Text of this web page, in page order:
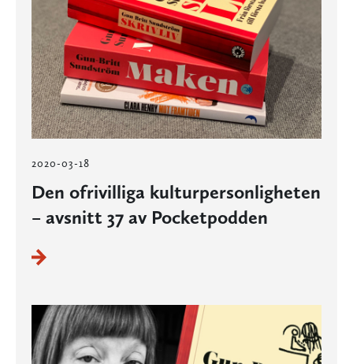
2020-03-18
Den ofrivilliga kulturpersonligheten
– avsnitt 37 av Pocketpodden